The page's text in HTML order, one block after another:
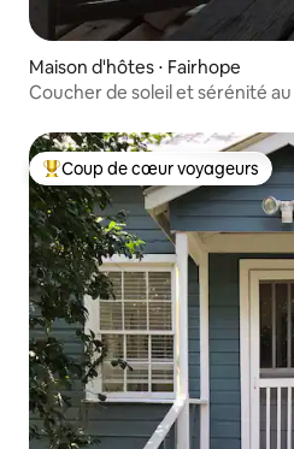
Maison d'hôtes ⋅ Fairhope
Coucher de soleil et sérénité au
Coups de cœur voyageurs les
Coup de cœur voyageurs